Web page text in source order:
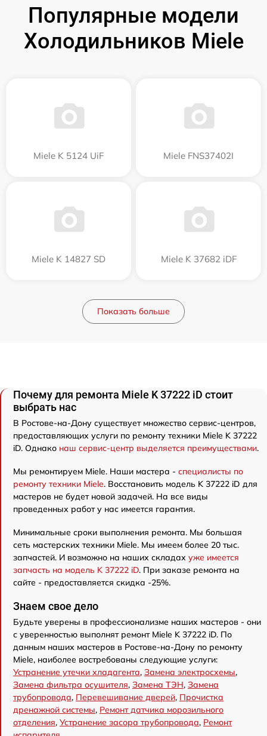
Популярные модели
Холодильников Miele
Miele K 5124 UiF Miele FNS37402I
Miele K 14827 SD Miele K 37682 iDF
Показать больше
Почему для ремонта Miele K 37222 iD стоит
выбрать нас
В Ростове-на-Дону существует множество сервис-центров,
предоставляющих услуги по ремонту техники Miele K 37222
iD. Однако наш сервис-центр выделяется преимуществами.
Мы ремонтируем Miele. Наши мастера - специалисты по
ремонту техники Miele. Восстановить модель K 37222 iD для
мастеров не будет новой задачей. На все виды
проведенных работ у нас имеется гарантия.
Минимальные сроки выполнения ремонта. Мы большая
сеть мастерских техники Miele. Мы имеем более 20 тыс.
запчастей. И возможно на наших складах уже имеется
запчасть на модель K 37222 iD. При заказе ремонта на
сайте - предоставляется скидка -25%.
Знаем свое дело
Будьте уверены в профессионализме наших мастеров - они
с уверенностью выполнят ремонт Miele K 37222 iD. По
данным наших мастеров в Ростове-на-Дону по ремонту
Miele, наиболее востребованы следующие услуги:
Устранение утечки хладагента, Замена электросхемы,
Замена фильтра осушителя, Замена ТЭН, Замена
трубопровода, Перевешивание дверей, Прочистка
дренажной системы, Ремонт датчика морозильного
отделения, Устранение засора трубопровода, Ремонт